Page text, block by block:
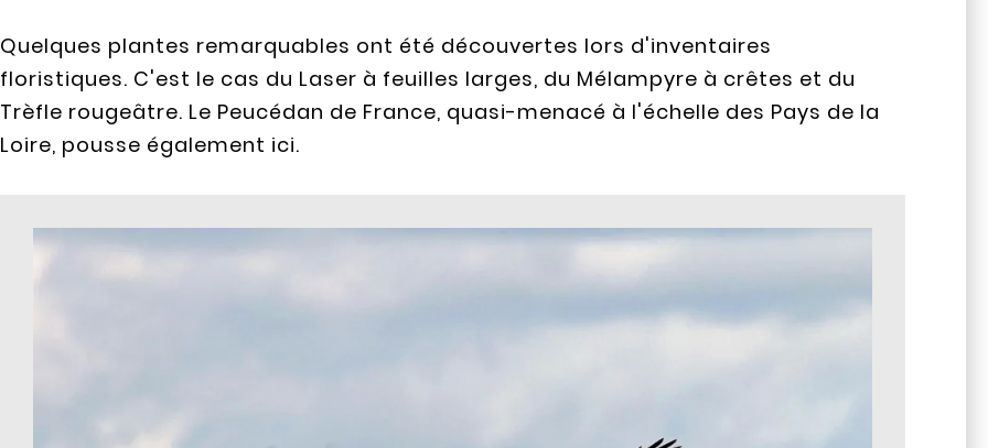
Quelques plantes remarquables ont été découvertes lors d'inventaires
floristiques. C'est le cas du Laser à feuilles larges, du Mélampyre à crêtes et du
Trèfle rougeâtre. Le Peucédan de France, quasi-menacé à l'échelle des Pays de la
Loire, pousse également ici.